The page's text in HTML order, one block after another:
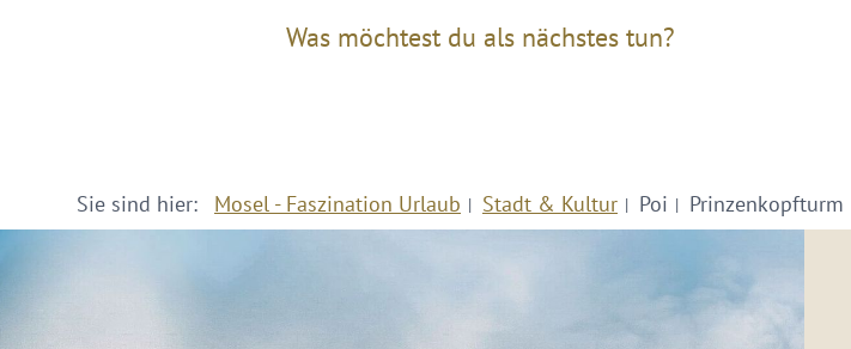
Was möchtest du als nächstes tun?
Sie sind hier: Mosel - Faszination Urlaub Stadt & Kultur Poi Prinzenkopfturm